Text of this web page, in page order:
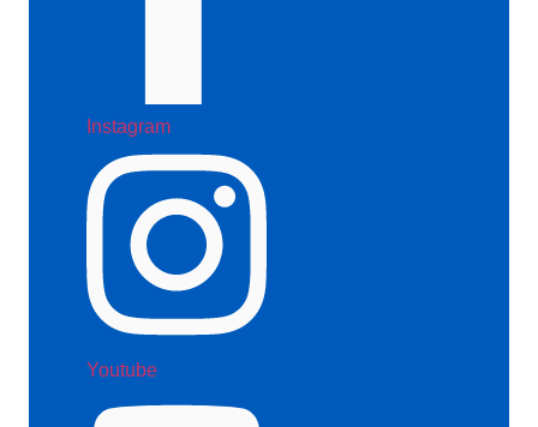
Instagram
Youtube